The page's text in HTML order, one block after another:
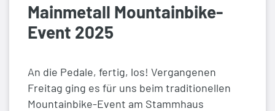
Mainmetall Mountainbike-
Event 2025
An die Pedale, fertig, los! Vergangenen
Freitag ging es für uns beim traditionellen
Mountainbike-Event am Stammhaus